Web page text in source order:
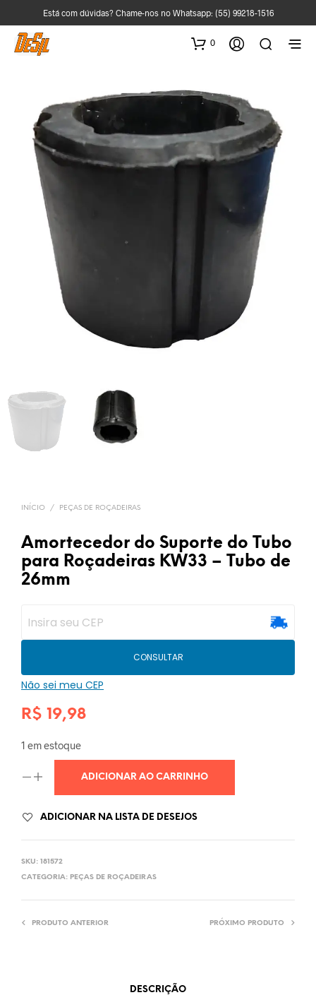
Está com dúvidas? Chame-nos no Whatsapp: (55) 99218-1516
0
INÍCIO / PEÇAS DE ROÇADEIRAS
Amortecedor do Suporte do Tubo
para Roçadeiras KW33 – Tubo de
26mm
CONSULTAR
Não sei meu CEP
R$ 19,98
1 em estoque
ADICIONAR AO CARRINHO
ADICIONAR NA LISTA DE DESEJOS
SKU: 181572
CATEGORIA: PEÇAS DE ROÇADEIRAS
PRODUTO ANTERIOR PRÓXIMO PRODUTO
DESCRIÇÃO